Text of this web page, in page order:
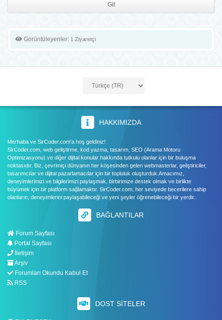
Görüntüleyenler: 1 Ziyaretçi
HAKKIMIZDA
Merhaba ve SirCoder.com'a hoş geldiniz!
SirCoder.com, web geliştirme, kod yazma, tasarım, SEO (Arama Motoru
Optimizasyonu) ve diğer dijital konular hakkında tutkulu olanlar için bir buluşma
noktasıdır. Biz, çevrimiçi dünyanın her köşesinden gelen webmasterlar, geliştiriciler,
tasarımcılar ve dijital pazarlamacılar için bir topluluk oluşturduk.Amacımız,
deneyimlerimizi ve bilgilerimizi paylaşmak, birbirimize destek olmak ve birlikte
büyümek için bir platform sağlamaktır. SirCoder.com, her seviyede becerilere sahip
olanların, deneyimlerini paylaşabileceği ve yeni şeyler öğrenebileceği bir yerdir..
BAĞLANTILAR
Forum Sayfası
Portal Sayfası
İletişim
Arşiv
Forumları Okundu Kabul Et
RSS
DOST SITELER